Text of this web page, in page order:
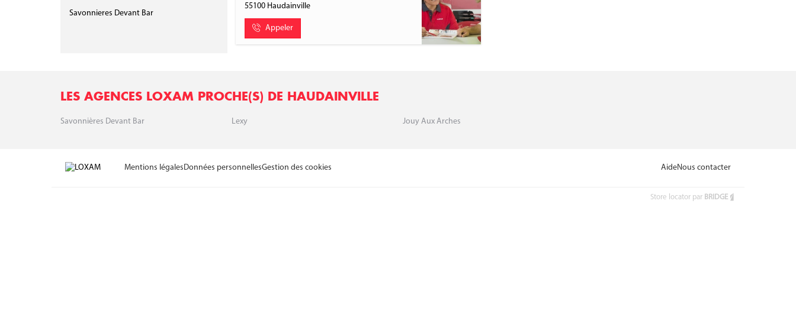
Savonnieres Devant Bar
55100 Haudainville
Appeler
LES AGENCES LOXAM PROCHE(S) DE HAUDAINVILLE
Savonnières Devant Bar Lexy Jouy Aux Arches
Mentions légalesDonnées personnellesGestion des cookies AideNous contacter
Store locator par BRIDGE